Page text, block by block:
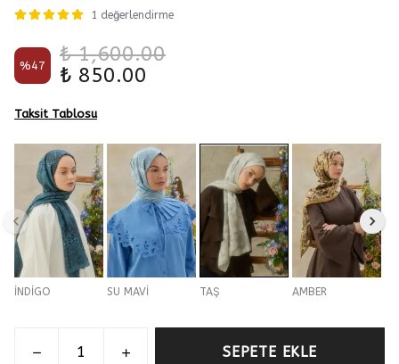
1 değerlendirme
%47
₺ 1,600.00
₺ 850.00
Taksit Tablosu
İNDİGO SU MAVİ TAŞ AMBER
SEPETE EKLE